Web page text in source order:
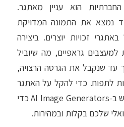
הוא עניין מאתגר.
נמצא את התמונה המדויקת
זכויות יוצרים. ביצירה
גראפיים, מה שיוביל
עד שנקבל את הגרסה הרצויה,
לתפוח. כדי להקל על האתגר
הזה, תוכלו להתשמש ב-AI Image Generators כדי
שלכם בקלות ובמהירות.